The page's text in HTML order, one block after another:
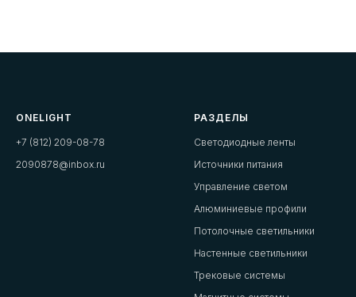
ONELIGHT
+7 (812) 209-08-78
2090878@inbox.ru
РАЗДЕЛЫ
Светодиодные ленты
Источники питания
Управление светом
Алюминиевые профили
Потолочные светильники
Настенные светильники
Трековые системы